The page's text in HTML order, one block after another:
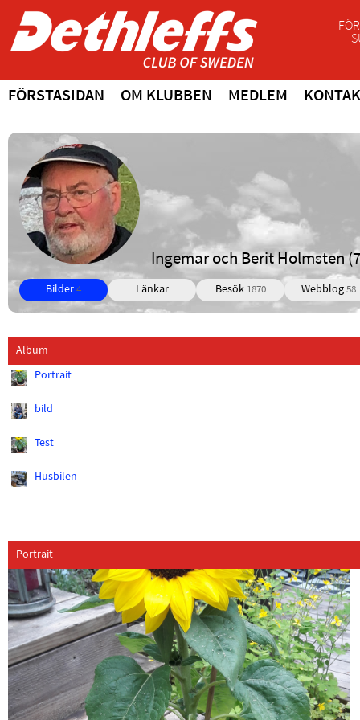
FÖRSTASIDAN OM KLUBBEN MEDLEM
Ingemar och Berit Holmsten
Bilder 4 Länkar Besök 1870 Webblog 58
Album
Portrait
bild
Test
Husbilen
Portrait